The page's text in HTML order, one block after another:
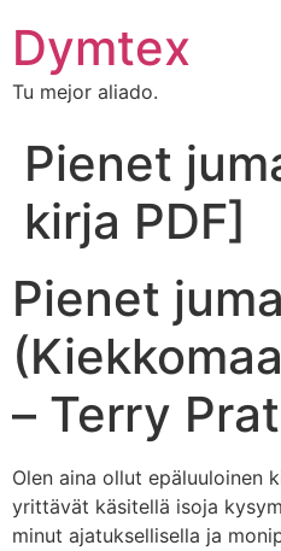
Dymtex
Tu mejor aliado.
Pienet
kirja PDF]
Pienet
– Terry
Olen aina ollut epäluuloinen
yrittävät käsitellä isoja
minut ajatuksellisella ja